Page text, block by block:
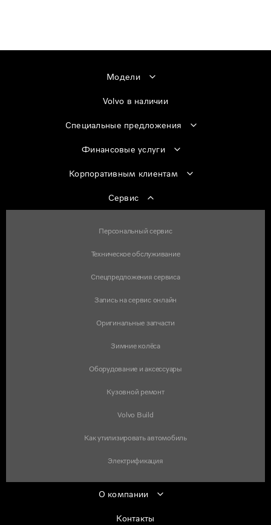
Модели
Volvo в наличии
Специальные предложения
Финансовые услуги
Корпоративным клиентам
Сервис
Персональный сервис
Техническое обслуживание
Спецпредложения сервиса
Запись на сервис онлайн
Оригинальные запчасти
Зимние колёса
Оборудование и аксессуары
Кузовной ремонт
Volvo Build
Как утилизировать автомобиль
Электрификация
О компании
Контакты